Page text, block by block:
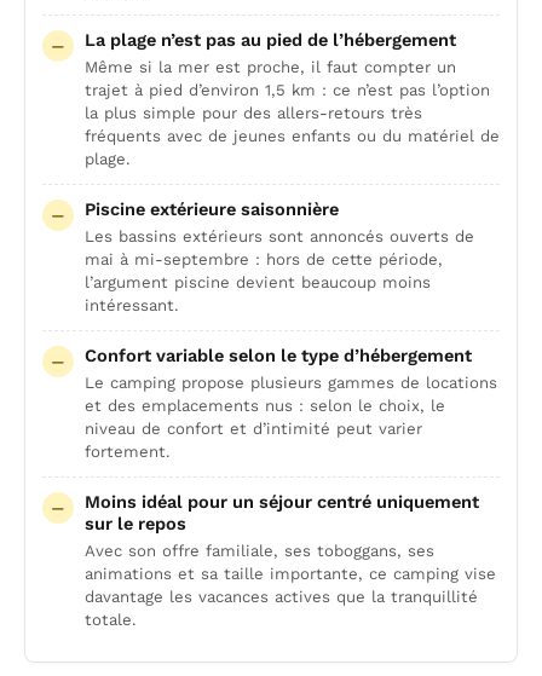
La plage n’est pas au pied de l’hébergement
Même si la mer est proche, il faut compter un
trajet à pied d’environ 1,5 km : ce n’est pas l’option
la plus simple pour des allers-retours très
fréquents avec de jeunes enfants ou du matériel de
plage.
Piscine extérieure saisonnière
Les bassins extérieurs sont annoncés ouverts de
mai à mi-septembre : hors de cette période,
l’argument piscine devient beaucoup moins
intéressant.
Confort variable selon le type d’hébergement
Le camping propose plusieurs gammes de locations
et des emplacements nus : selon le choix, le
niveau de confort et d’intimité peut varier
fortement.
Moins idéal pour un séjour centré uniquement
sur le repos
Avec son offre familiale, ses toboggans, ses
animations et sa taille importante, ce camping vise
davantage les vacances actives que la tranquillité
totale.